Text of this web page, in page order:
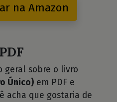
na Amazon
geral sobre o livro
Único) em PDF e
acha que gostaria de